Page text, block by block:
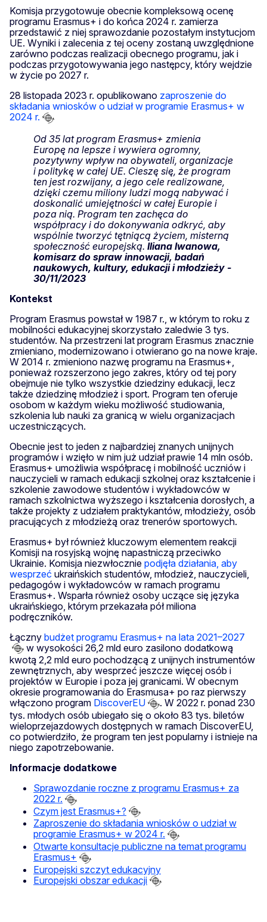
Komisja przygotowuje obecnie kompleksową ocenę
programu Erasmus+ i do końca 2024 r. zamierza
przedstawić z niej sprawozdanie pozostałym instytucjom
UE. Wyniki i zalecenia z tej oceny zostaną uwzględnione
zarówno podczas realizacji obecnego programu, jak i
podczas przygotowywania jego następcy, który wejdzie
w życie po 2027 r.
28 listopada 2023 r. opublikowano zaproszenie do
składania wniosków o udział w programie Erasmus+ w
2024 r.
Od 35 lat program Erasmus+ zmienia
Europę na lepsze i wywiera ogromny,
pozytywny wpływ na obywateli, organizacje
i politykę w całej UE. Cieszę się, że program
ten jest rozwijany, a jego cele realizowane,
dzięki czemu miliony ludzi mogą nabywać i
doskonalić umiejętności w całej Europie i
poza nią. Program ten zachęca do
współpracy i do dokonywania odkryć, aby
wspólnie tworzyć tętniącą życiem, misterną
społeczność europejską. Iliana Iwanowa,
komisarz do spraw innowacji, badań
naukowych, kultury, edukacji i młodzieży -
30/11/2023
Kontekst
Program Erasmus powstał w 1987 r., w którym to roku z
mobilności edukacyjnej skorzystało zaledwie 3 tys.
studentów. Na przestrzeni lat program Erasmus znacznie
zmieniano, modernizowano i otwierano go na nowe kraje.
W 2014 r. zmieniono nazwę programu na Erasmus+,
ponieważ rozszerzono jego zakres, który od tej pory
obejmuje nie tylko wszystkie dziedziny edukacji, lecz
także dziedzinę młodzież i sport. Program ten oferuje
osobom w każdym wieku możliwość studiowania,
szkolenia lub nauki za granicą w wielu organizacjach
uczestniczących.
Obecnie jest to jeden z najbardziej znanych unijnych
programów i wzięło w nim już udział prawie 14 mln osób.
Erasmus+ umożliwia współpracę i mobilność uczniów i
nauczycieli w ramach edukacji szkolnej oraz kształcenie i
szkolenie zawodowe studentów i wykładowców w
ramach szkolnictwa wyższego i kształcenia dorosłych, a
także projekty z udziałem praktykantów, młodzieży, osób
pracujących z młodzieżą oraz trenerów sportowych.
Erasmus+ był również kluczowym elementem reakcji
Komisji na rosyjską wojnę napastniczą przeciwko
Ukrainie. Komisja niezwłocznie podjęła działania, aby
wesprzeć ukraińskich studentów, młodzież, nauczycieli,
pedagogów i wykładowców w ramach programu
Erasmus+. Wsparła również osoby uczące się języka
ukraińskiego, którym przekazała pół miliona
podręczników.
Łączny budżet programu Erasmus+ na lata 2021–2027
w wysokości 26,2 mld euro zasilono dodatkową
kwotą 2,2 mld euro pochodzącą z unijnych instrumentów
zewnętrznych, aby wesprzeć jeszcze więcej osób i
projektów w Europie i poza jej granicami. W obecnym
okresie programowania do Erasmusa+ po raz pierwszy
włączono program DiscoverEU
. W 2022 r. ponad 230
tys. młodych osób ubiegało się o około 83 tys. biletów
wieloprzejazdowych dostępnych w ramach DiscoverEU,
co potwierdziło, że program ten jest popularny i istnieje na
niego zapotrzebowanie.
Informacje dodatkowe
Sprawozdanie roczne z programu Erasmus+ za
2022 r.
Czym jest Erasmus+?
Zaproszenie do składania wniosków o udział w
programie Erasmus+ w 2024 r.
Otwarte konsultacje publiczne na temat programu
Erasmus+
Europejski szczyt edukacyjny
Europejski obszar edukacji